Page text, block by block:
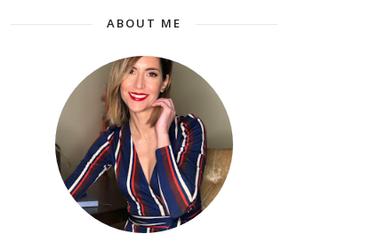
ABOUT ME